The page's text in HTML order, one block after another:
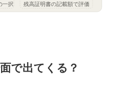
一択 残高証明書の記載額で評価
で出てくる？